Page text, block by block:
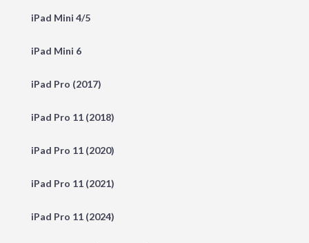
iPad Mini 4/5
iPad Mini 6
iPad Pro (2017)
iPad Pro 11 (2018)
iPad Pro 11 (2020)
iPad Pro 11 (2021)
iPad Pro 11 (2024)